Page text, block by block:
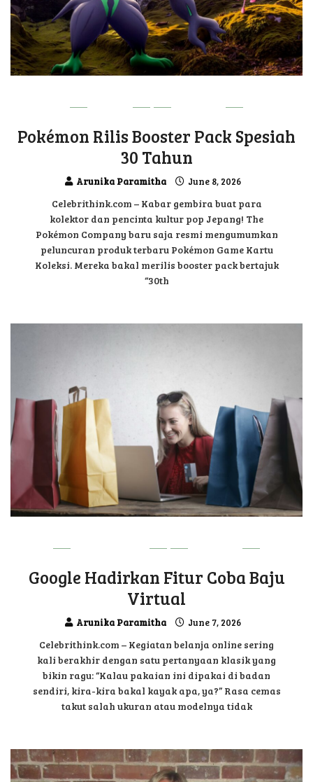
Pokémon Rilis Booster Pack Spesiah
30 Tahun
Arunika Paramitha June 8, 2026
Celebrithink.com – Kabar gembira buat para
kolektor dan pencinta kultur pop Jepang! The
Pokémon Company baru saja resmi mengumumkan
peluncuran produk terbaru Pokémon Game Kartu
Koleksi. Mereka bakal merilis booster pack bertajuk
“30th
Google Hadirkan Fitur Coba Baju
Virtual
Arunika Paramitha June 7, 2026
Celebrithink.com – Kegiatan belanja online sering
kali berakhir dengan satu pertanyaan klasik yang
bikin ragu: “Kalau pakaian ini dipakai di badan
sendiri, kira-kira bakal kayak apa, ya?” Rasa cemas
takut salah ukuran atau modelnya tidak